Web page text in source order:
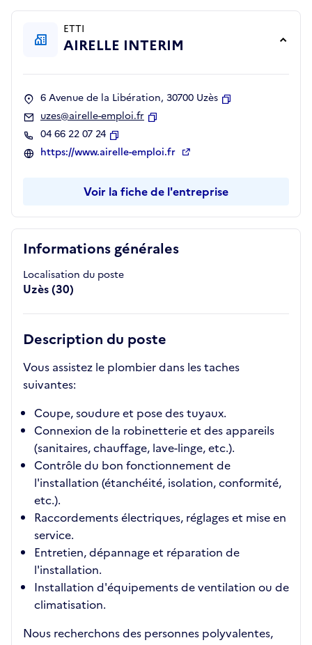
Informations générales
Localisation du poste
Uzès (30)
Description du poste
Vous assistez le plombier dans les taches
suivantes:
Coupe, soudure et pose des tuyaux.
Connexion de la robinetterie et des appareils
(sanitaires, chauffage, lave-linge, etc.).
Contrôle du bon fonctionnement de
l'installation (étanchéité, isolation, conformité,
etc.).
Raccordements électriques, réglages et mise en
service.
Entretien, dépannage et réparation de
l'installation.
Installation d'équipements de ventilation ou de
climatisation.
Nous recherchons des personnes polyvalentes,
ETTI
AIRELLE INTERIM
6 Avenue de la Libération, 30700 Uzès
uzes@airelle-emploi.fr
04 66 22 07 24
Copier
https://www.airelle-emploi.fr
Voir la fiche de l'entreprise